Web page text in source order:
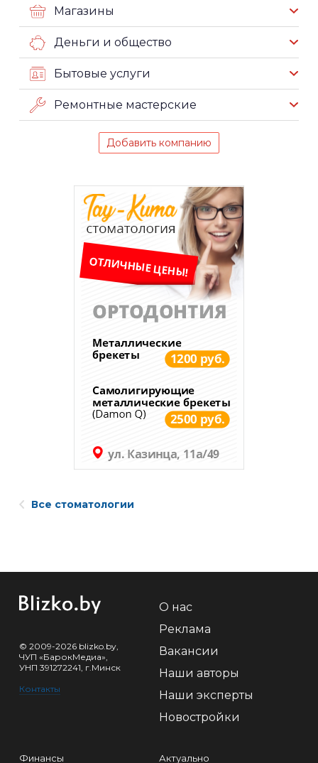
Магазины
Деньги и общество
Бытовые услуги
Ремонтные мастерские
Добавить компанию
Все стоматологии
© 2009-2026 blizko.by,
ЧУП «БарокМедиа»,
УНП 391272241, г.Минск
Контакты
О нас
Реклама
Вакансии
Наши авторы
Наши эксперты
Новостройки
Финансы Актуально